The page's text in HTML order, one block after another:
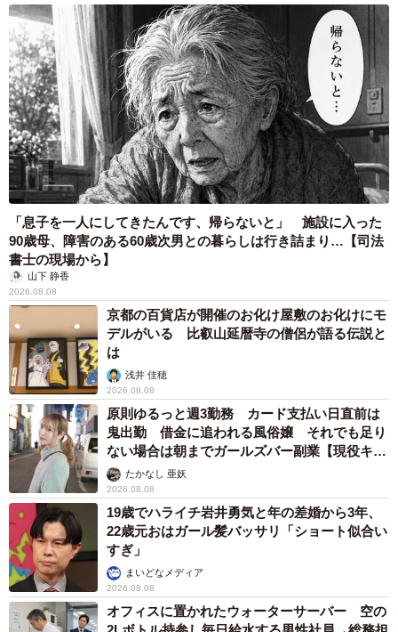
「息子を一人にしてきたんです、帰らないと」 施設に入った
90歳母、障害のある60歳次男との暮らしは行き詰まり…【司法
書士の現場から】
山下 静香
2026.08.08
京都の百貨店が開催のお化け屋敷のお化けにモ
デルがいる 比叡山延暦寺の僧侶が語る伝説と
は
浅井 佳穂
2026.08.08
原則ゆるっと週3勤務 カード支払い日直前は
鬼出勤 借金に追われる風俗嬢 それでも足り
ない場合は朝までガールズバー副業【現役キャ
ストに取材】
たかなし 亜妖
2026.08.08
19歳でハライチ岩井勇気と年の差婚から3年、
22歳元おはガール髪バッサリ「ショート似合い
すぎ」
まいどなメディア
2026.08.08
オフィスに置かれたウォーターサーバー 空の